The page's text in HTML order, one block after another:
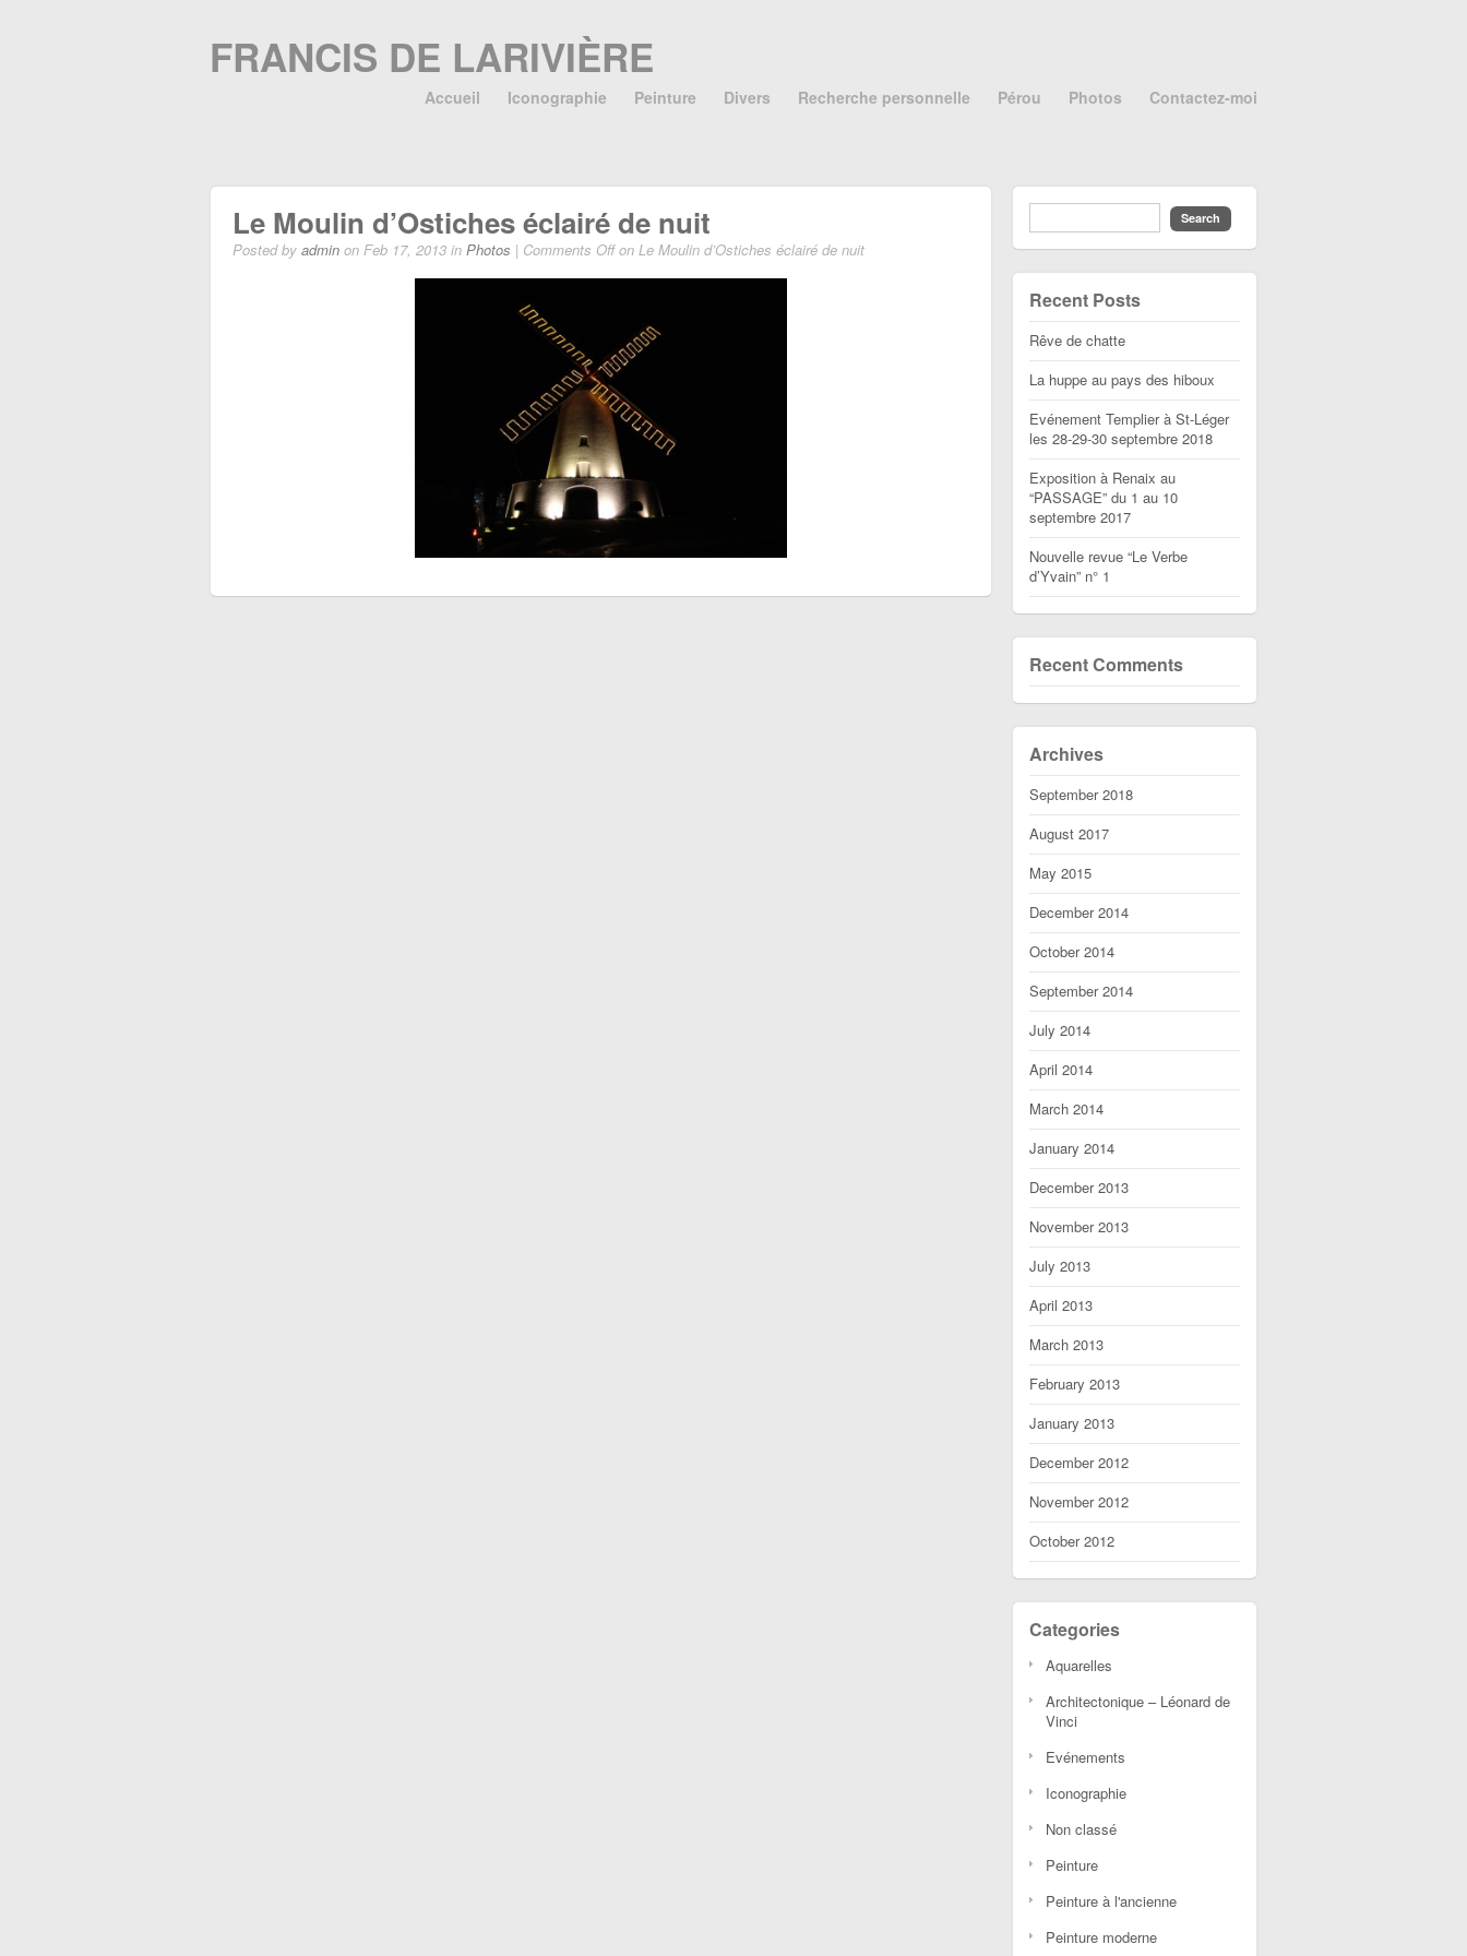
FRANCIS DE LARIVIÈRE
Accueil Iconographie Peinture Divers Recherche personnelle Pérou Photos Contactez-moi
Le Moulin d’Ostiches éclairé de nuit
Posted by admin on Feb 17, 2013 in Photos | Comments Offon Le Moulin d’Ostiches éclairé de nuit
Recent Posts
Rêve de chatte
La huppe au pays des hiboux
Evénement Templier à St-Léger
les 28-29-30 septembre 2018
Exposition à Renaix au
“PASSAGE” du 1 au 10
septembre 2017
Nouvelle revue “Le Verbe
d’Yvain” n° 1
Recent Comments
Archives
September 2018
August 2017
May 2015
December 2014
October 2014
September 2014
July 2014
April 2014
March 2014
January 2014
December 2013
November 2013
July 2013
April 2013
March 2013
February 2013
January 2013
December 2012
November 2012
October 2012
Categories
Aquarelles
Architectonique – Léonard de
Vinci
Evénements
Iconographie
Non classé
Peinture
Peinture à l'ancienne
Peinture moderne